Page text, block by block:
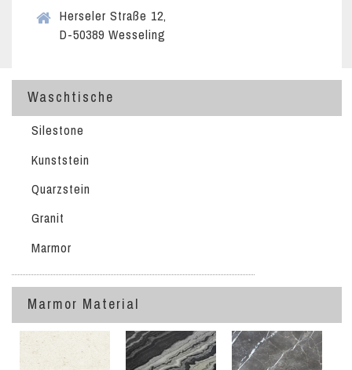
Herseler Straße 12,
D-50389 Wesseling
Waschtische
Silestone
Kunststein
Quarzstein
Granit
Marmor
Marmor Material